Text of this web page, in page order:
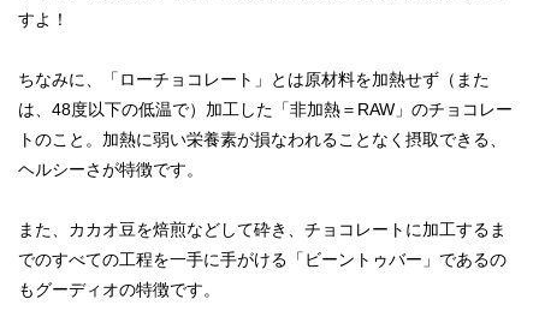
すよ！
ちなみに、「ローチョコレート」とは原材料を加熱せず（また
は、48度以下の低温で）加工した「非加熱＝RAW」のチョコレー
トのこと。加熱に弱い栄養素が損なわれることなく摂取できる、
ヘルシーさが特徴です。
また、カカオ豆を焙煎などして砕き、チョコレートに加工するま
でのすべての工程を一手に手がける「ビーントゥバー」であるの
もグーディオの特徴です。